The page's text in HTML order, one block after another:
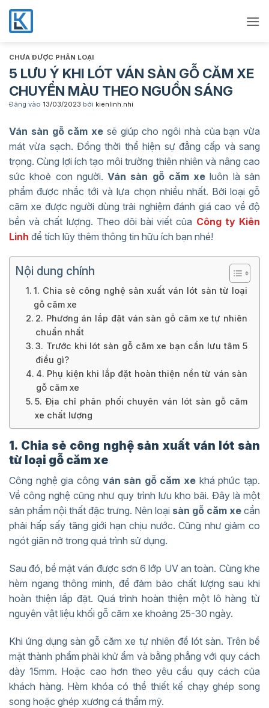
Bỏ
qua
nội
dungCHƯA ĐƯỢC PHÂN LOẠI
5 LƯU Ý KHI LÓT VÁN SÀN GỖ CĂM XE
CHUYỂN MÀU THEO NGUỒN SÁNG
Đăng vào 13/03/2023 bởi kienlinh.nhi
Ván sàn gỗ căm xe sẽ giúp cho ngôi nhà của bạn vừa
mát vừa sạch. Đồng thời thể hiện sự đẳng cấp và sang
trọng. Cùng lợi ích tạo môi trường thiên nhiên và nâng cao
sức khoẻ con người.Ván sàn gỗ căm xe luôn là sản
phẩm được nhắc tới và lựa chọn nhiều nhất. Bởi loại gỗ
căm xe được người dùng trải nghiệm đánh giá cao về độ
bền và chất lượng. Theo dõi bài viết của Công ty Kiên
Linh để tích lũy thêm thông tin hữu ích bạn nhé!
Nội dung chính
1. Chia sẻ công nghệ sản xuất ván lót sàn từ loại
gỗ căm xe
2. Phương án lắp đặt ván sàn gỗ căm xe tự nhiên
chuẩn nhất
3. Trước khi lót sàn gỗ căm xe bạn cần lưu tâm 5
điều gì?
4. Phụ kiện khi lắp đặt hoàn thiện nền từ ván sàn
gỗ căm xe
5. Địa chỉ phân phối chuyên ván lót sàn gỗ căm
xe chất lượng
1. Chia sẻ công nghệ sản xuất ván lót sàn
từ loại gỗ căm xe
Công nghệ gia công ván sàn gỗ căm xe khá phức tạp.
Về công nghệ cũng như quy trình lưu kho bãi. Đây là một
sản phẩm nội thất đặc trưng. Nên loại sàn gỗ căm xe cần
phải hấp sấy tăng giới hạn chịu nước. Cũng như giảm co
ngót giãn nở trong quá trình sử dụng.
Sau đó, bề mặt ván được sơn 6 lớp UV an toàn. Cùng khe
hèm ngang thông minh, để đảm bảo chất lượng sau khi
hoàn thiện lắp đặt. Quá trình hoàn thiện một lô hàng từ
nguyên vật liệu khối gỗ căm xe khoảng 25-30 ngày.
Khi ứng dụng sàn gỗ căm xe tự nhiên để lót sàn. Trên bề
mặt thành phẩm phải khử ẩm và bằng phẳng với quy cách
dày 15mm. Hoặc cao hơn theo yêu cầu quy cách của
khách hàng. Hèm khóa có thể thiết kế chạy ghép song
song hoặc ghép xương cá thẩm mỹ.